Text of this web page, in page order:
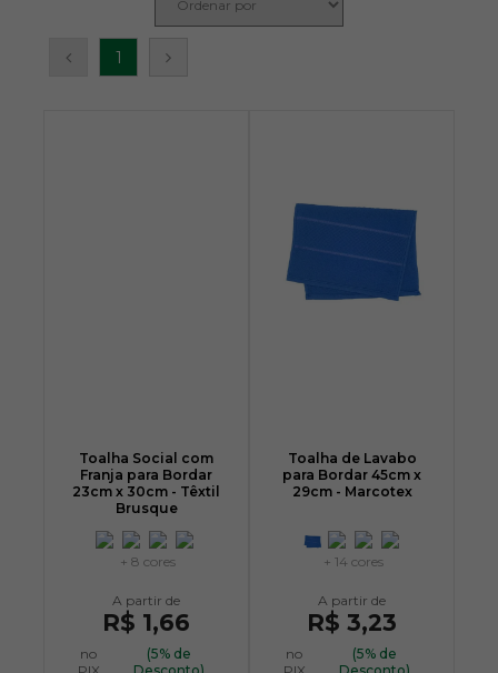
1
Toalha Social com
Franja para Bordar
23cm x 30cm - Têxtil
Brusque
+ 8 cores
R$ 1,66
no
(5% de
Toalha de Lavabo
para Bordar 45cm x
29cm - Marcotex
+ 14 cores
R$ 3,23
no
(5% de